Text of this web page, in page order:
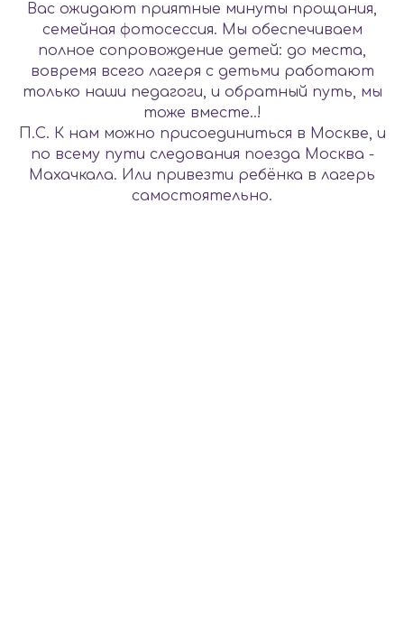
Вас ожидают приятные минуты прощания,
семейная фотосессия. Мы обеспечиваем
полное сопровождение детей: до места,
вовремя всего лагеря с детьми работают
только наши педагоги, и обратный путь, мы
тоже вместе..!
П.С. К нам можно присоединиться в Москве, и
по всему пути следования поезда Москва -
Махачкала. Или привезти ребёнка в лагерь
самостоятельно.